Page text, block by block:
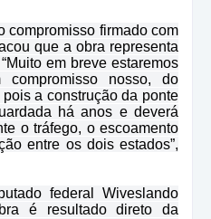
compromisso firmado com
que a obra representa
em breve estaremos
nosso, do
a construção da ponte
há anos e deverá
o tráfego, o escoamento
entre os dois estados”,
federal Wiveslando
é resultado direto da